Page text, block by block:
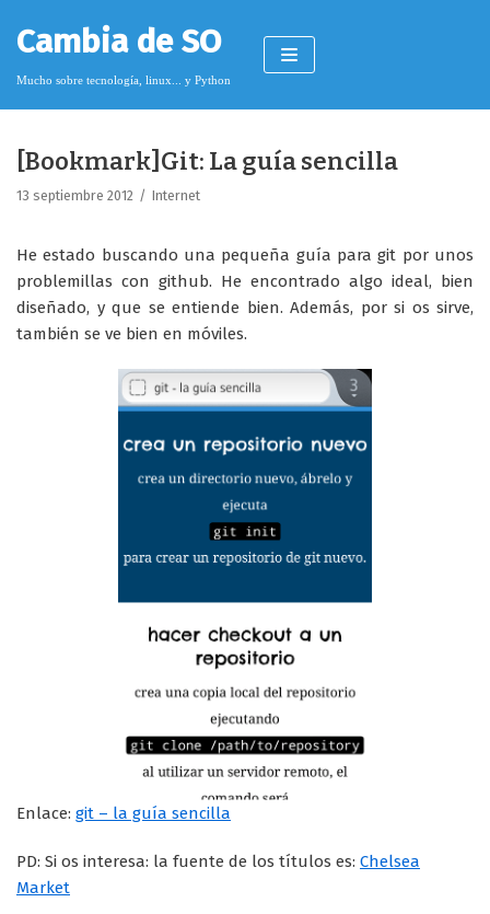
Saltar
al
contenido
Cambia de SO
Mucho sobre tecnología, linux... y Python
Pimagizer
Donar
Licencia de contenido
Política de protección de datos
[Bookmark]Git: La guía sencilla
13 septiembre 2012 Internet
He estado buscando una pequeña guía para git por unos
problemillas con github. He encontrado algo ideal, bien
diseñado, y que se entiende bien. Además, por si os sirve,
también se ve bien en móviles.
Enlace: git – la guía sencilla
PD: Si os interesa: la fuente de los títulos es: Chelsea
Market